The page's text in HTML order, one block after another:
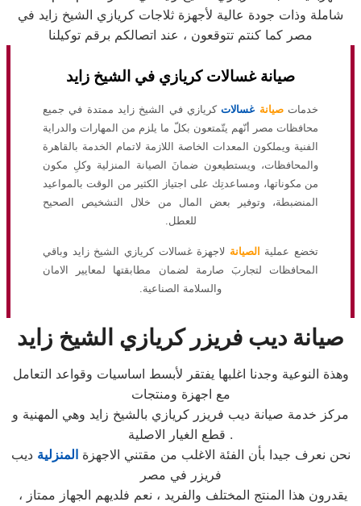
شاملة وذات جودة عالية لأجهزة ثلاجات كريازي الشيخ زايد في
مصر كما كنتم تتوقعون ، عند اتصالكم برقم توكيلنا
صيانة غسالات كريازي في الشيخ زايد
خدماتصيانة غسالاتكريازي في الشيخ زايد ممتدة في جميع
محافظات مصر أنّهم يتّمتعون بكلّ ما يلزم من المهارات والدراية
الفنية ويملكون المعدات الخاصة اللازمة لاتمام الخدمة بالقاهرة
والمحافظات، ويستطيعون ضمانَ الصيانة المنزلية وكلِ مكون
من مكوناتها، ومساعدتِك على اجتياز الكثير من الوقت بالمواعيد
المنضبطة، وتوفير بعض المال من خلال التشخيص الصحيح
للعطل.
تخضع عملية الصيانة لاجهزة غسالات كريازي الشيخ زايد وباقي
المحافظات لتجاربَ صارمة لضمان مطابقتها لمعايير الامان
والسلامة الصناعية.
صيانة ديب فريزر كريازي الشيخ زايد
وهذة النوعية وجدنا اغلبها يفتقر لأبسط اساسيات وقواعد التعامل
مع اجهزة ومنتجات
مركز خدمة صيانة ديب فريزر كريازي بالشيخ زايد وهي المهنية و
قطع الغيار الاصلية .
نحن نعرف جيدا بأن الفئة الاغلب من مقتني الاجهزةالمنزلية ديب
فريزر في مصر
، يقدرون هذا المنتج المختلف والفريد ، نعم فلديهم الجهاز ممتاز